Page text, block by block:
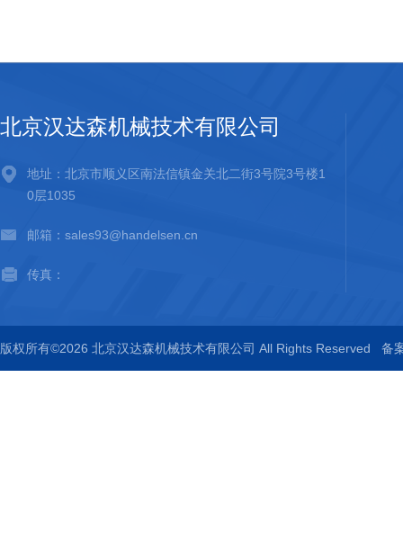
北京汉达森机械技术有限公司
地址：北京市顺义区南法信镇金关北二街3号院3号楼1
0层1035
邮箱：sales93@handelsen.cn
传真：
版权所有©2026 北京汉达森机械技术有限公司 All Rights Reserved 备